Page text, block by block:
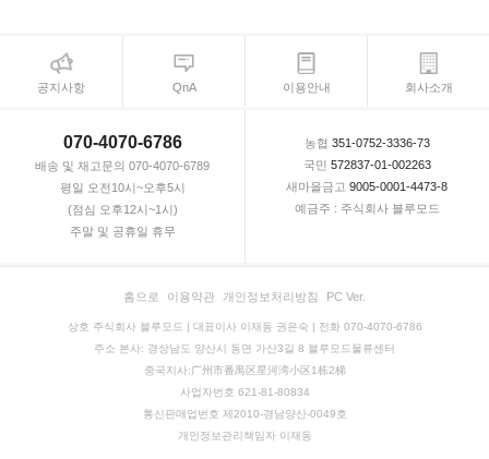
공지사항 QnA 이용안내 회사소개
070-4070-6786
배송 및 재고문의 070-4070-6789
평일 오전10시~오후5시
(점심 오후12시~1시)
주말 및 공휴일 휴무
농협 351-0752-3336-73
국민 572837-01-002263
새마을금고 9005-0001-4473-8
예금주 : 주식회사 블루모드
홈으로 이용약관 개인정보처리방침 PC Ver.
상호 주식회사 블루모드 | 대표이사 이재동 권은숙 | 전화 070-4070-6786
주소 본사: 경상남도 양산시 동면 가산3길 8 블루모드물류센터
중국지사:广州市番禺区星河湾小区1栋2梯
사업자번호 621-81-80834
통신판매업번호 제2010-경남양산-0049호
개인정보관리책임자 이재동